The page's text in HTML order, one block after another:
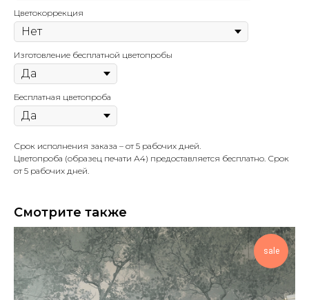
Цветокоррекция
Изготовление бесплатной цветопробы
Бесплатная цветопроба
Срок исполнения заказа – от 5 рабочих дней.
Цветопроба (образец печати А4) предоставляется бесплатно. Срок
от 5 рабочих дней.
Смотрите также
sale